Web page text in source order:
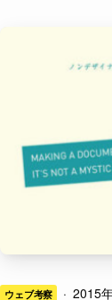
ウェブ考察 · 2015